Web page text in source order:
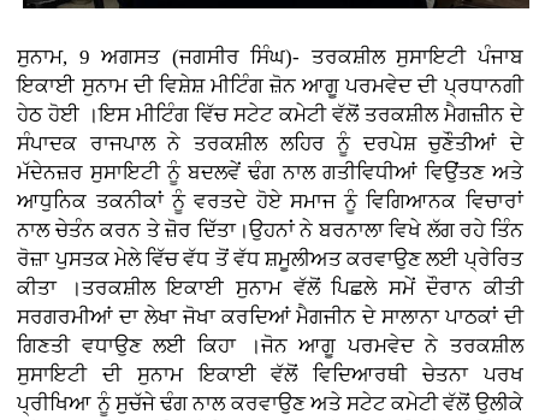
ਸੁਨਾਮ, 9 ਅਗਸਤ (ਜਗਸੀਰ ਸਿੰਘ)- ਤਰਕਸ਼ੀਲ ਸੁਸਾਇਟੀ ਪੰਜਾਬ
ਇਕਾਈ ਸੁਨਾਮ ਦੀ ਵਿਸ਼ੇਸ਼ ਮੀਟਿੰਗ ਜ਼ੋਨ ਆਗੂ ਪਰਮਵੇਦ ਦੀ ਪ੍ਰਧਾਨਗੀ
ਹੇਠ ਹੋਈ ।ਇਸ ਮੀਟਿੰਗ ਵਿੱਚ ਸਟੇਟ ਕਮੇਟੀ ਵੱਲੋਂ ਤਰਕਸ਼ੀਲ ਮੈਗਜ਼ੀਨ ਦੇ
ਸੰਪਾਦਕ ਰਾਜਪਾਲ ਨੇ ਤਰਕਸ਼ੀਲ ਲਹਿਰ ਨੂੰ ਦਰਪੇਸ਼ ਚੁਣੌਤੀਆਂ ਦੇ
ਮੱਦੇਨਜ਼ਰ ਸੁਸਾਇਟੀ ਨੂੰ ਬਦਲਵੇਂ ਢੰਗ ਨਾਲ ਗਤੀਵਿਧੀਆਂ ਵਿਉਂਤਣ ਅਤੇ
ਆਧੁਨਿਕ ਤਕਨੀਕਾਂ ਨੂੰ ਵਰਤਦੇ ਹੋਏ ਸਮਾਜ ਨੂੰ ਵਿਗਿਆਨਕ ਵਿਚਾਰਾਂ
ਨਾਲ ਚੇਤੰਨ ਕਰਨ ਤੇ ਜ਼ੋਰ ਦਿੱਤਾ।ਉਹਨਾਂ ਨੇ ਬਰਨਾਲਾ ਵਿਖੇ ਲੱਗ ਰਹੇ ਤਿੰਨ
ਰੋਜ਼ਾ ਪੁਸਤਕ ਮੇਲੇ ਵਿੱਚ ਵੱਧ ਤੋਂ ਵੱਧ ਸ਼ਮੂਲੀਅਤ ਕਰਵਾਉਣ ਲਈ ਪ੍ਰੇਰਿਤ
ਕੀਤਾ ।ਤਰਕਸ਼ੀਲ ਇਕਾਈ ਸੁਨਾਮ ਵੱਲੋਂ ਪਿਛਲੇ ਸਮੇਂ ਦੌਰਾਨ ਕੀਤੀ
ਸਰਗਰਮੀਆਂ ਦਾ ਲੇਖਾ ਜੋਖਾ ਕਰਦਿਆਂ ਮੈਗਜੀਨ ਦੇ ਸਾਲਾਨਾ ਪਾਠਕਾਂ ਦੀ
ਗਿਣਤੀ ਵਧਾਉਣ ਲਈ ਕਿਹਾ ।ਜੋਨ ਆਗੂ ਪਰਮਵੇਦ ਨੇ ਤਰਕਸ਼ੀਲ
ਸੁਸਾਇਟੀ ਦੀ ਸੁਨਾਮ ਇਕਾਈ ਵੱਲੋਂ ਵਿਦਿਆਰਥੀ ਚੇਤਨਾ ਪਰਖ
ਪ੍ਰੀਖਿਆ ਨੂੰ ਸੁਚੱਜੇ ਢੰਗ ਨਾਲ ਕਰਵਾਉਣ ਅਤੇ ਸਟੇਟ ਕਮੇਟੀ ਵੱਲੋਂ ਉਲੀਕੇ